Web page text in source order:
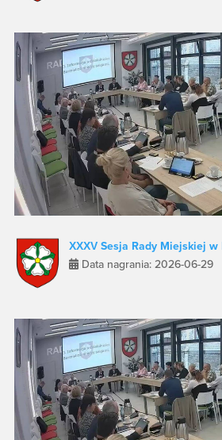
XXXV Sesja Rady Miejskiej
Data nagrania: 2026-06-29